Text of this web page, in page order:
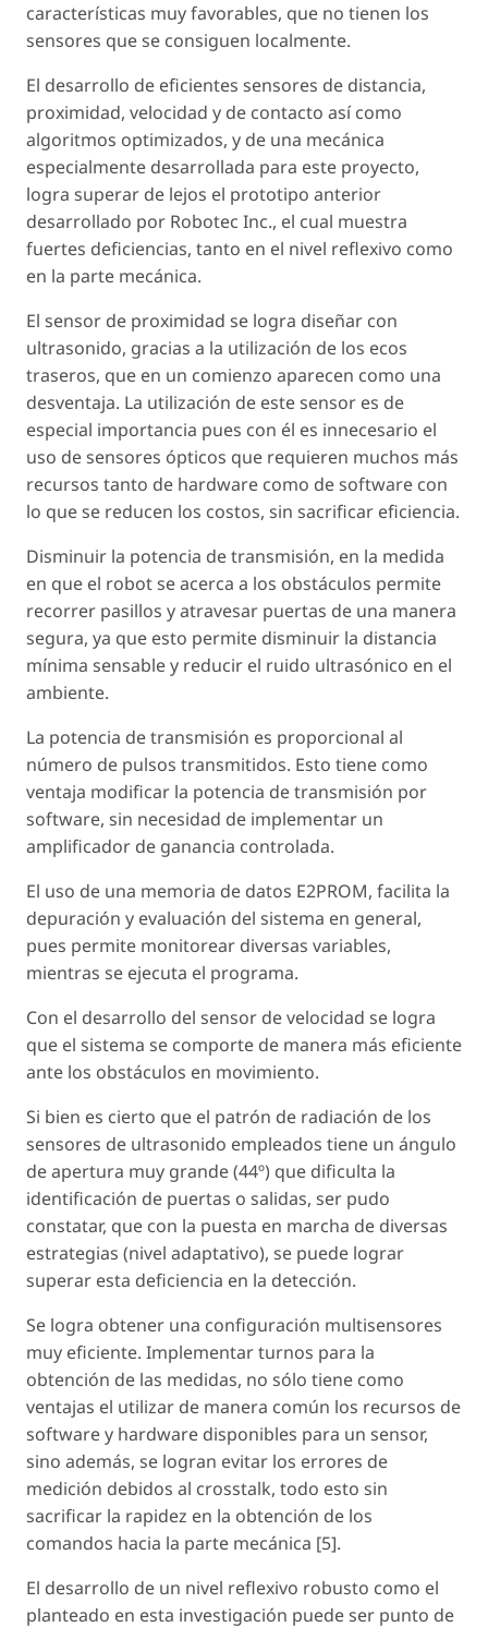
características muy favorables, que no tienen los
sensores que se consiguen localmente.
El desarrollo de eficientes sensores de distancia,
proximidad, velocidad y de contacto así como
algoritmos optimizados, y de una mecánica
especialmente desarrollada para este proyecto,
logra superar de lejos el prototipo anterior
desarrollado por Robotec Inc., el cual muestra
fuertes deficiencias, tanto en el nivel reflexivo como
en la parte mecánica.
El sensor de proximidad se logra diseñar con
ultrasonido, gracias a la utilización de los ecos
traseros, que en un comienzo aparecen como una
desventaja. La utilización de este sensor es de
especial importancia pues con él es innecesario el
uso de sensores ópticos que requieren muchos más
recursos tanto de hardware como de software con
lo que se reducen los costos, sin sacrificar eficiencia.
Disminuir la potencia de transmisión, en la medida
en que el robot se acerca a los obstáculos permite
recorrer pasillos y atravesar puertas de una manera
segura, ya que esto permite disminuir la distancia
mínima sensable y reducir el ruido ultrasónico en el
ambiente.
La potencia de transmisión es proporcional al
número de pulsos transmitidos. Esto tiene como
ventaja modificar la potencia de transmisión por
software, sin necesidad de implementar un
amplificador de ganancia controlada.
El uso de una memoria de datos E2PROM, facilita la
depuración y evaluación del sistema en general,
pues permite monitorear diversas variables,
mientras se ejecuta el programa.
Con el desarrollo del sensor de velocidad se logra
que el sistema se comporte de manera más eficiente
ante los obstáculos en movimiento.
Si bien es cierto que el patrón de radiación de los
sensores de ultrasonido empleados tiene un ángulo
de apertura muy grande (44º) que dificulta la
identificación de puertas o salidas, ser pudo
constatar, que con la puesta en marcha de diversas
estrategias (nivel adaptativo), se puede lograr
superar esta deficiencia en la detección.
Se logra obtener una configuración multisensores
muy eficiente. Implementar turnos para la
obtención de las medidas, no sólo tiene como
ventajas el utilizar de manera común los recursos de
software y hardware disponibles para un sensor,
sino además, se logran evitar los errores de
medición debidos al crosstalk, todo esto sin
sacrificar la rapidez en la obtención de los
comandos hacia la parte mecánica [5].
El desarrollo de un nivel reflexivo robusto como el
planteado en esta investigación puede ser punto de